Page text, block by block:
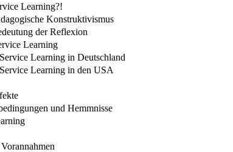
Learning?!
Konstruktivismus
der Reflexion
Learning
Learning in Deutschland
Learning in den USA
und Hemmnisse